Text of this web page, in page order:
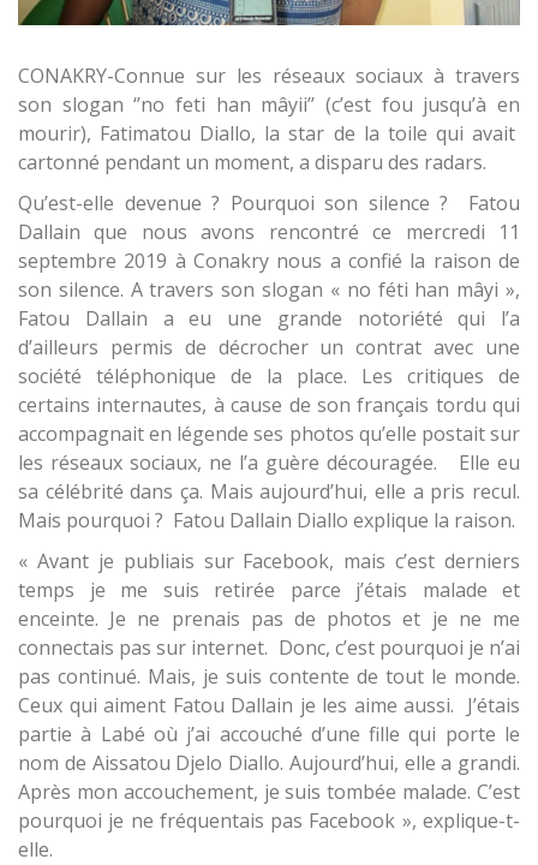
CONAKRY-Connue sur les réseaux sociaux à travers
son slogan ‘’no feti han mâyii’’ (c’est fou jusqu’à en
mourir), Fatimatou Diallo, la star de la toile qui avait
cartonné pendant un moment, a disparu des radars.
Qu’est-elle devenue ? Pourquoi son silence ? Fatou
Dallain que nous avons rencontré ce mercredi 11
septembre 2019 à Conakry nous a confié la raison de
son silence. A travers son slogan « no féti han mâyi »,
Fatou Dallain a eu une grande notoriété qui l’a
d’ailleurs permis de décrocher un contrat avec une
société téléphonique de la place. Les critiques de
certains internautes, à cause de son français tordu qui
accompagnait en légende ses photos qu’elle postait sur
les réseaux sociaux, ne l’a guère découragée. Elle eu
sa célébrité dans ça. Mais aujourd’hui, elle a pris recul.
Mais pourquoi ? Fatou Dallain Diallo explique la raison.
« Avant je publiais sur Facebook, mais c’est derniers
temps je me suis retirée parce j’étais malade et
enceinte. Je ne prenais pas de photos et je ne me
connectais pas sur internet. Donc, c’est pourquoi je n’ai
pas continué. Mais, je suis contente de tout le monde.
Ceux qui aiment Fatou Dallain je les aime aussi. J’étais
partie à Labé où j’ai accouché d’une fille qui porte le
nom de Aissatou Djelo Diallo. Aujourd’hui, elle a grandi.
Après mon accouchement, je suis tombée malade. C’est
pourquoi je ne fréquentais pas Facebook », explique-t-
elle.